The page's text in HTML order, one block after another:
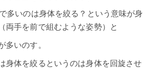
多いのは身体を絞る？という意味が身
両手を前で組むような姿勢）と
多いのす。
身体を絞るというのは身体を回旋させ